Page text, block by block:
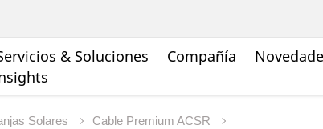
& Soluciones Compañía
Solares
Cable Premium ACSR